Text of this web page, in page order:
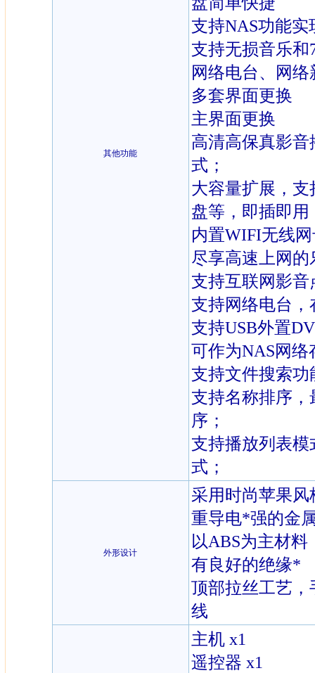
其他功能
支持NAS功能
支持无损音乐
网络电台、网
多套界面更换
主界面更换
高清高保真影
式；
大容量扩展，
盘等，即插即用
内置WIFI无线
尽享高速上网的
支持互联网影音
支持网络电台
支持USB外置
可作为NAS网络
支持文件搜索功
支持名称排序
序；
支持播放列表
式；
外形设计
采用时尚苹果
重导电*强的金
以ABS为主材
有良好的绝缘*
顶部拉丝工艺
线
主机 x1
遥控器 x1